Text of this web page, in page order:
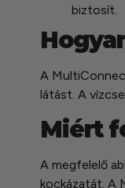
biztosít.
A
látást. A
Miért
A megfelelő
kockázatát. A